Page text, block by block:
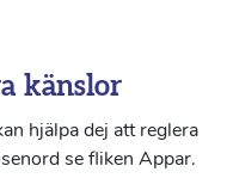
känslor
hjälpa dej att reglera
se fliken Appar.